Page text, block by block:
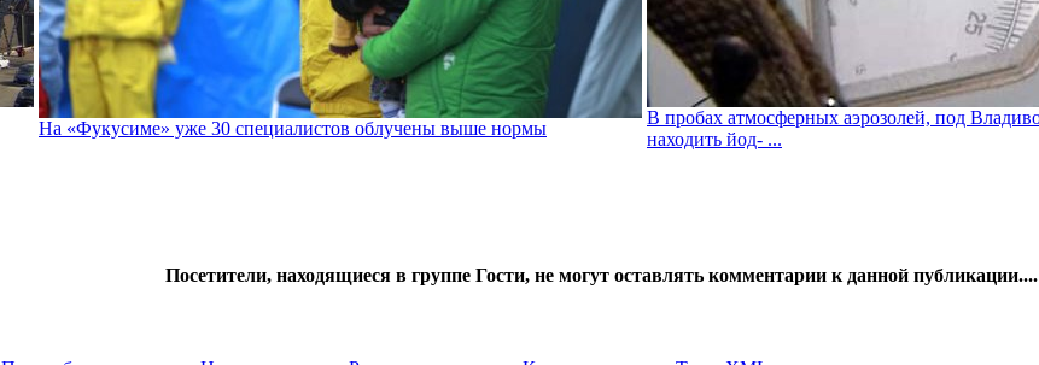
На «Фукусиме» уже 30 специалистов облучены выше нормы
В пробах атмосферных аэрозолей, под
находить йод- ...
Посетители, находящиеся в группе Гости, не могут оставлять комментарии к данной публикации....